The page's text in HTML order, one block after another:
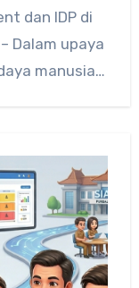
dan IDP di
Dalam upaya
manusia